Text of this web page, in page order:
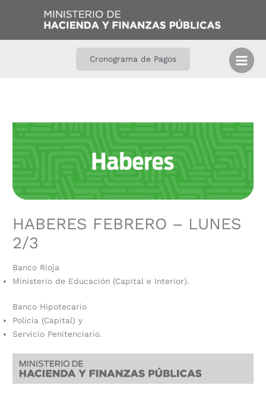
Cronograma de Pagos
HABERES FEBRERO – LUNES
2/3
Banco Rioja
Ministerio de Educación (Capital e Interior).
Banco Hipotecario
Policía (Capital) y
Servicio Penitenciario.
s